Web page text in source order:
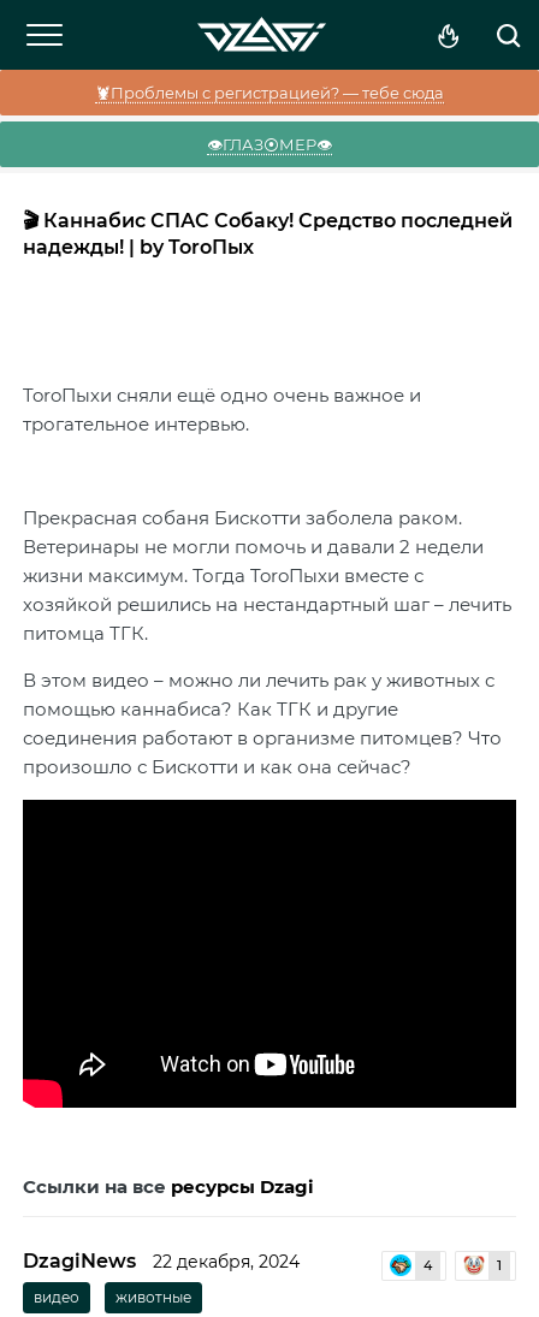
🦞Проблемы с регистрацией? — тебе сюда
👁️ГЛАЗ⦿МЕР👁️
🎬 Каннабис СПАС Собаку! Средство последней
надежды! | by ToroПых
ToroПыхи сняли ещё одно очень важное и
трогательное интервью.
Прекрасная собаня Бискотти заболела раком.
Ветеринары не могли помочь и давали 2 недели
жизни максимум. Тогда ToroПыхи вместе с
хозяйкой решились на нестандартный шаг – лечить
питомца ТГК.
В этом видео – можно ли лечить рак у животных с
помощью каннабиса? Как ТГК и другие
соединения работают в организме питомцев? Что
произошло с Бискотти и как она сейчас?
Ссылки на все ресурсы Dzagi
DzagiNews 22 декабря, 2024 4 1
видео животные